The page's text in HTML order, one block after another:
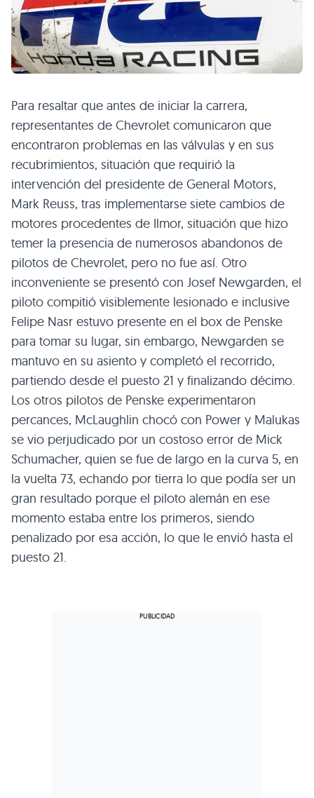
Para resaltar que antes de iniciar la carrera,
representantes de Chevrolet comunicaron que
encontraron problemas en las válvulas y en sus
recubrimientos, situación que requirió la
intervención del presidente de General Motors,
Mark Reuss, tras implementarse siete cambios de
motores procedentes de Ilmor, situación que hizo
temer la presencia de numerosos abandonos de
pilotos de Chevrolet, pero no fue así. Otro
inconveniente se presentó con Josef Newgarden, el
piloto compitió visiblemente lesionado e inclusive
Felipe Nasr estuvo presente en el box de Penske
para tomar su lugar, sin embargo, Newgarden se
mantuvo en su asiento y completó el recorrido,
partiendo desde el puesto 21 y finalizando décimo.
Los otros pilotos de Penske experimentaron
percances, McLaughlin chocó con Power y Malukas
se vio perjudicado por un costoso error de Mick
Schumacher, quien se fue de largo en la curva 5, en
la vuelta 73, echando por tierra lo que podía ser un
gran resultado porque el piloto alemán en ese
momento estaba entre los primeros, siendo
penalizado por esa acción, lo que le envió hasta el
puesto 21.